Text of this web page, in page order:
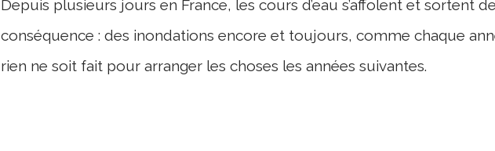
Depuis plusieurs jours en France, les cours d’eau s’affolent et sortent
conséquence : des inondations encore et toujours, comme chaque
rien ne soit fait pour arranger les choses les années suivantes.